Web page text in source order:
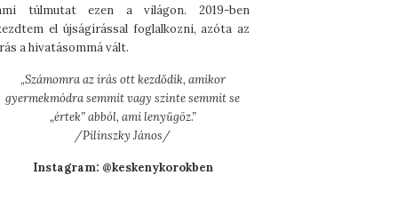
túlmutat ezen a világon. 2019-ben
el újságírással foglalkozni, azóta az
a hivatásommá vált.
„Számomra az írás ott kezdődik, amikor
gyermekmódra semmit vagy szinte semmit se
„értek” abból, ami lenyűgöz.”
/Pilinszky János/
Instagram: @keskenykorokben